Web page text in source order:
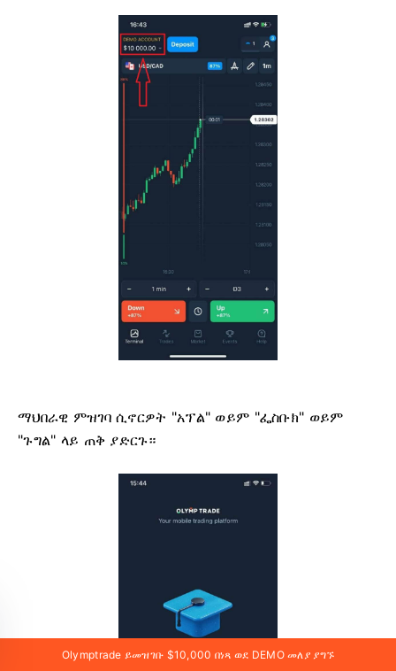
ማህበራዊ ምዝገባ ሲኖርዎት "አፕል" ወይም "ፌስቡክ" ወይም
"ጉግል" ላይ ጠቅ ያድርጉ።
Olymptrade ይመዝገቡ $10,000 በነጻ ወደ DEMO መለያ ያግኙ